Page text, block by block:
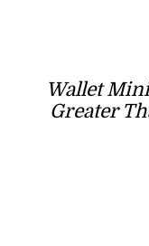
Wallet
Greater